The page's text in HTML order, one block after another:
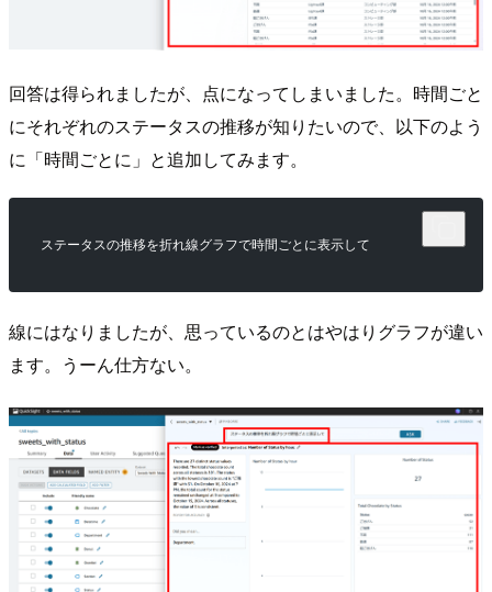
回答は得られましたが、点になってしまいました。時間ごと
にそれぞれのステータスの推移が知りたいので、以下のよう
に「時間ごとに」と追加してみます。
ステータスの推移を折れ線グラフで時間ごとに表示して
線にはなりましたが、思っているのとはやはりグラフが違い
ます。うーん仕方ない。